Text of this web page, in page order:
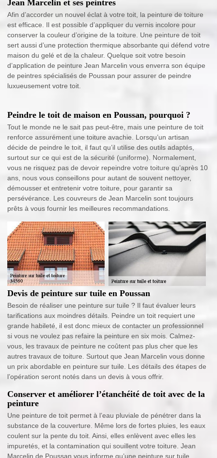
Jean Marcelin et ses peintres
Afin d’accorder un nouvel éclat à votre toit, la peinture de toiture
est efficace. Il est possible d’appliquer du vernis incolore pour
conserver la couleur d’origine de la toiture. Une peinture de toit
sert aussi d’une protection thermique absorbante qui défend votre
maison du gelé et de la chaleur. Quelque soit votre besoin
d’application de peinture Jean Marcelin vous enverra son équipe
de peintres spécialisés de Poussan pour assurer de peindre
luxueusement votre toit.
Peindre le toit de maison en Poussan, pourquoi ?
Tout le monde ne le sait pas peut-être, mais une peinture de toit
renforce assurément une toiture avachie. Lorsqu’un artisan
décide de peindre le toit, il faut qu’il utilise des outils adaptés,
surtout sur ce qui est de la sécurité (uniforme). Normalement,
vous ne risquez pas de devoir repeindre votre toiture qu’après 10
ans, nous vous conseillons pour autant de souvent nettoyer,
démousser et entretenir votre toiture, pour garantir sa
persévérance. Les couvreurs de Jean Marcelin sont toujours
prêts à vous fournir les meilleures recommandations.
Devis de peinture sur tuile en Poussan
Besoin de réaliser une peinture sur tuile ? Il faut évaluer leurs
tarifications aux moindres détails. Peindre un toit requiert une
grande habileté, il est donc mieux de contacter un professionnel
si vous ne voulez pas refaire la peinture en six mois. Calmez-
vous, les travaux de peinture ne coûtent pas plus cher que les
autres travaux de toiture. Surtout que Jean Marcelin vous donne
un prix abordable en peinture sur tuile. Les détails des étapes de
l’opération seront notés dans un devis à vous offrir.
Conserver et améliorer l’étanchéité de toit avec de la
peinture
Une peinture de toit permet à l’eau pluviale de pénétrer dans la
substance de la couverture. Même lors de fortes pluies, les eaux
coulent sur la pente du toit. Ainsi, elles enlèvent avec elles les
impuretés, et la contamination qui souillent votre toiture. Jean
Marcelin de Poussan vous informe qu’une peinture sur tuile